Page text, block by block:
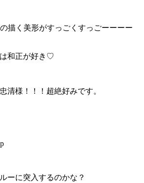
描く美形がすっごくすっごーーーー
和正が好き♡
清様！！！超絶好みです。
ーに突入するのかな？